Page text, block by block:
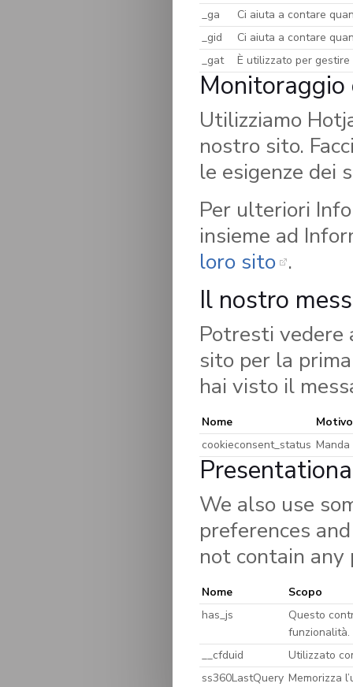
_ga
Ci aiuta a contare
_gid
Ci aiuta a contare
_gat
È utilizzato per
Monitoraggio
Utilizziamo
nostro sito.
le esigenze dei
Per ulteriori
insieme ad
loro sito .
Il nostro
Potresti vedere
sito per la
hai visto il
Nome
Motivo
cookieconsent_status
We also use
preferences
not contain
Nome
Scopo
has_js
Questo
funzionalità.
__cfduid
Utilizzato
ss360LastQuery Memorizza